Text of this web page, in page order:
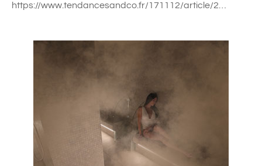
https://www.tendancesandco.fr/171112/article/2…